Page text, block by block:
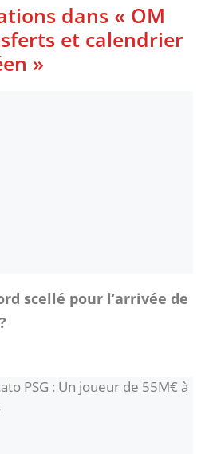
dans « OM
et calendrier
»
scellé pour l’arrivée de